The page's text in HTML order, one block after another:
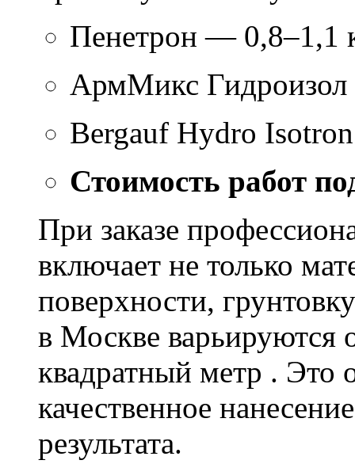
Пенетрон — 0,8–1,1
АрмМикс
Bergauf Hydro
Стоимость работ
При заказе
включает не только
поверхности,
в Москве варьируются
квадратный метр . Это
качественное
результата.